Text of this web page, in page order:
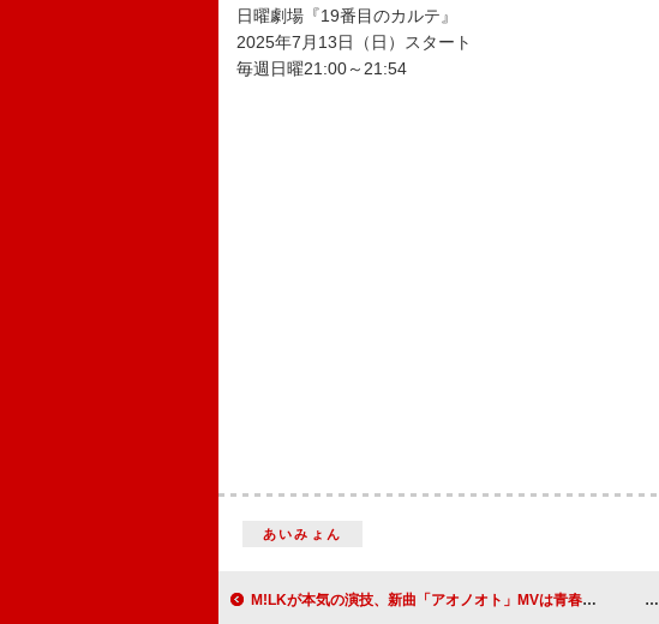
日曜劇場『19番目のカルテ』
2025年7月13日（日）スタート
毎週日曜21:00～21:54
あいみょん
M!LKが本気の演技、新曲「アオノオト」MVは青春ドラマ仕立て